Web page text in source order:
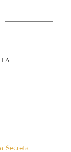
Secreta